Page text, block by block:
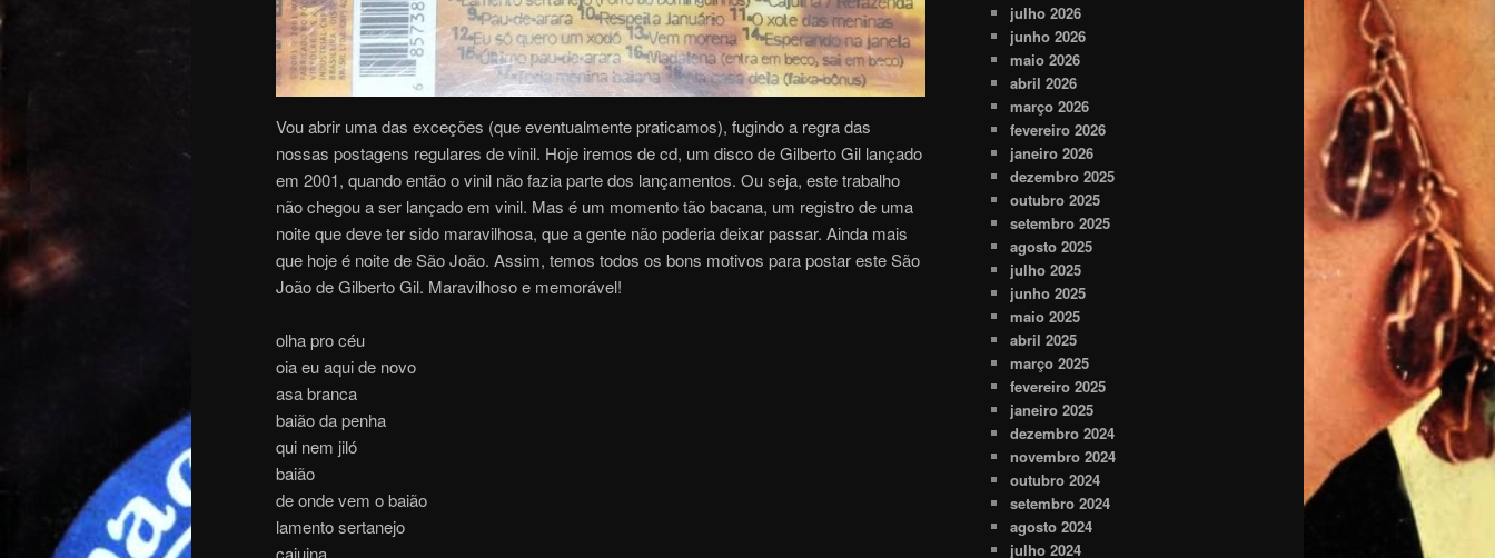
Vou abrir uma das exceções (que eventualmente praticamos), fugindo a regra das
nossas postagens regulares de vinil. Hoje iremos de cd, um disco de Gilberto Gil lançado
em 2001, quando então o vinil não fazia parte dos lançamentos. Ou seja, este trabalho
não chegou a ser lançado em vinil. Mas é um momento tão bacana, um registro de uma
noite que deve ter sido maravilhosa, que a gente não poderia deixar passar. Ainda mais
que hoje é noite de São João. Assim, temos todos os bons motivos para postar este São
João de Gilberto Gil. Maravilhoso e memorável!
olha pro céu
oia eu aqui de novo
asa branca
baião da penha
qui nem jiló
baião
de onde vem o baião
lamento sertanejo
cajuina
julho 2026
junho 2026
maio 2026
abril 2026
março 2026
fevereiro 2026
janeiro 2026
dezembro 2025
outubro 2025
setembro 2025
agosto 2025
julho 2025
junho 2025
maio 2025
abril 2025
março 2025
fevereiro 2025
janeiro 2025
dezembro 2024
novembro 2024
outubro 2024
setembro 2024
agosto 2024
julho 2024